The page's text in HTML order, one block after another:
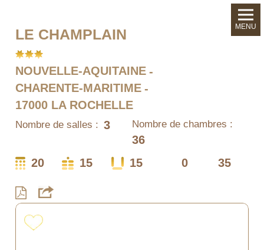
LE CHAMPLAIN
NOUVELLE-AQUITAINE
CHARENTE-MARITIME
17000 LA ROCHELLE
Nombre de salles : 3 Nombre de chambres :
36
20
15 15 0 35
MENU